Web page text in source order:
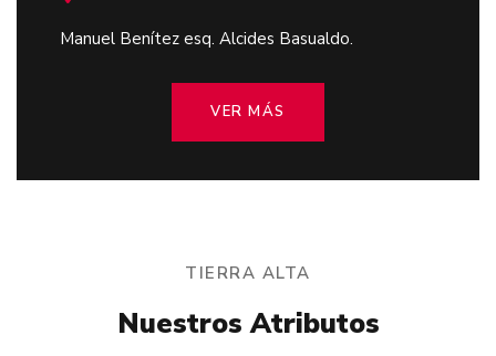
Manuel Benítez esq. Alcides Basualdo.
VER MÁS
TIERRA ALTA
Nuestros Atributos